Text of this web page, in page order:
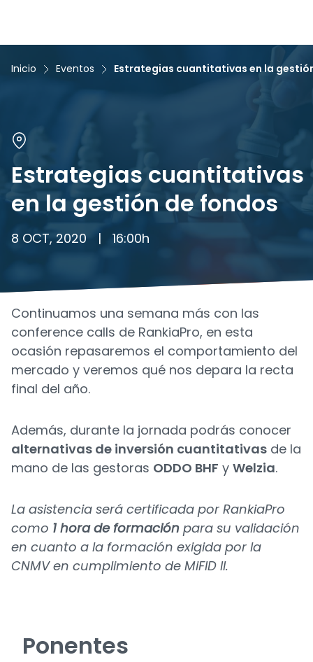
Inicio Eventos Estrategias cuantitativas en la
Estrategias cuantitativas
en la gestión de fondos
8 OCT, 2020 | 16:00h
Continuamos una semana más con las
conference calls de RankiaPro, en esta
ocasión repasaremos el comportamiento del
mercado y veremos qué nos depara la recta
final del año.
Además, durante la jornada podrás conocer
alternativas de inversión cuantitativas de la
mano de las gestoras ODDO BHF y Welzia.
La asistencia será certificada por RankiaPro
como 1 hora de formación para su validación
en cuanto a la formación exigida por la
CNMV en cumplimiento de MiFID II.
Ponentes